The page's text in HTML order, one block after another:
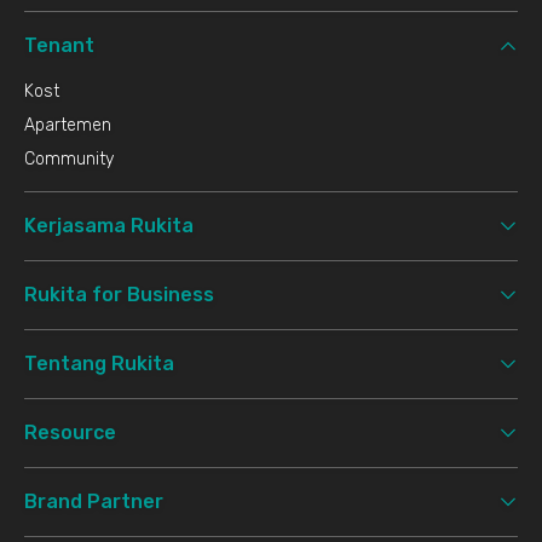
Tenant
Kost
Apartemen
Community
Kerjasama Rukita
Rukita for Business
Tentang Rukita
Resource
Brand Partner